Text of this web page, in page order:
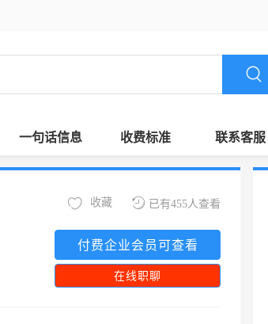
一句话信息 收费标准 联系客服
已有455人查看
收藏
付费企业会员可查看
在线职聊